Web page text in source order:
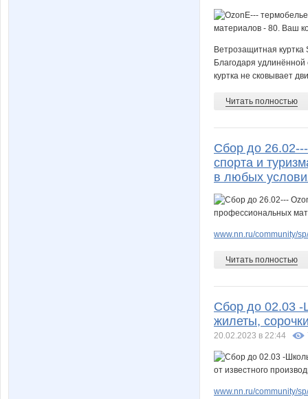
Ветрозащитная куртка
Благодаря
куртка не сковывает
Читать полностью
Сбор до
спорта и
в любых
www.nn.ru/community/
Читать полностью
Сбор до 02.03
жилеты,
20.02.2023 в 22:44
www.nn.ru/community/